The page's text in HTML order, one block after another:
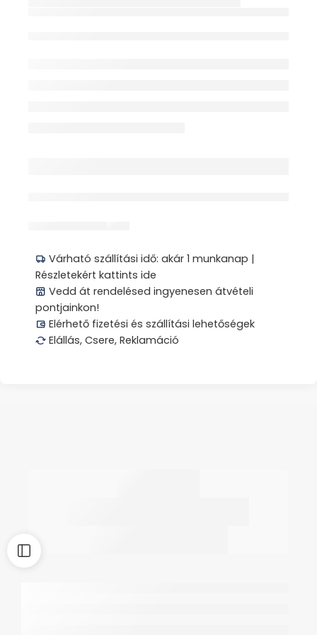
Várható szállítási idő: akár 1 munkanap |
Részletekért kattints ide
Vedd át rendelésed ingyenesen átvételi
pontjainkon!
Elérhető fizetési és szállítási lehetőségek
Elállás, Csere, Reklamáció